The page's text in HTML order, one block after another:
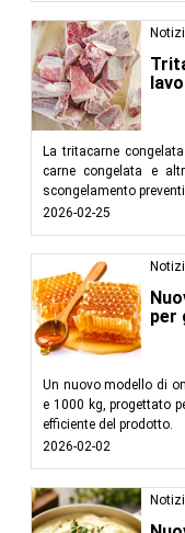
La tritacarne
carne congelata e
scongelamento
2026-02-25
per
Un nuovo modello di
e 1000 kg, progettato
efficiente del prodotto.
2026-02-02